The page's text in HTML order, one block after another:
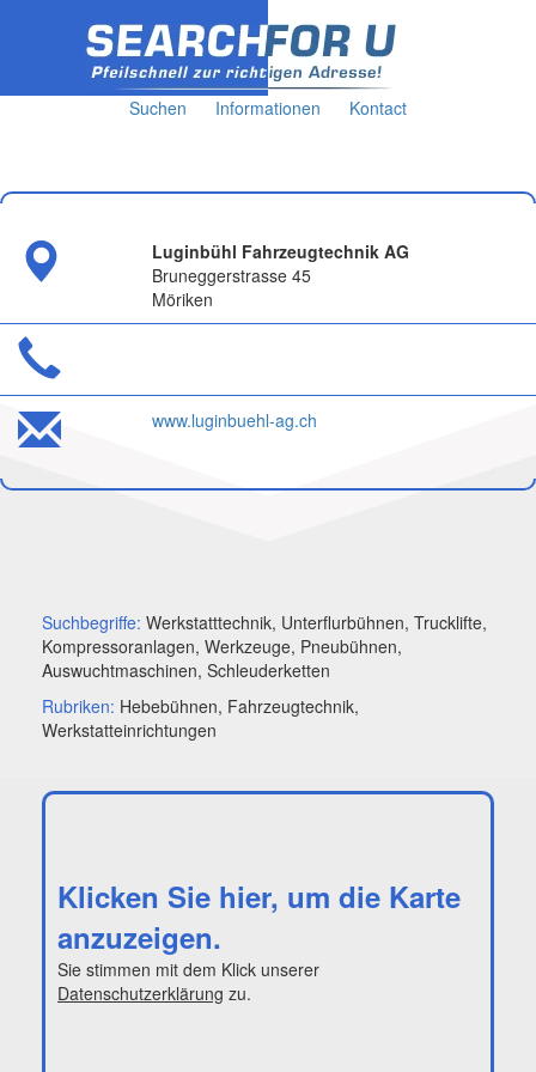
Suchen Informationen Kontact
Luginbühl Fahrzeugtechnik AG
Bruneggerstrasse 45
Möriken
www.luginbuehl-ag.ch
Suchbegriffe: Werkstatttechnik, Unterflurbühnen, Trucklifte,
Kompressoranlagen, Werkzeuge, Pneubühnen,
Auswuchtmaschinen, Schleuderketten
Rubriken: Hebebühnen, Fahrzeugtechnik,
Werkstatteinrichtungen
Klicken Sie hier, um die Karte
anzuzeigen.
Sie stimmen mit dem Klick unserer
Datenschutzerklärung zu.